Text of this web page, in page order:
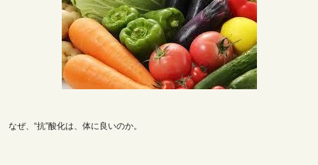
なぜ、“抗”酸化は、体に良いのか。